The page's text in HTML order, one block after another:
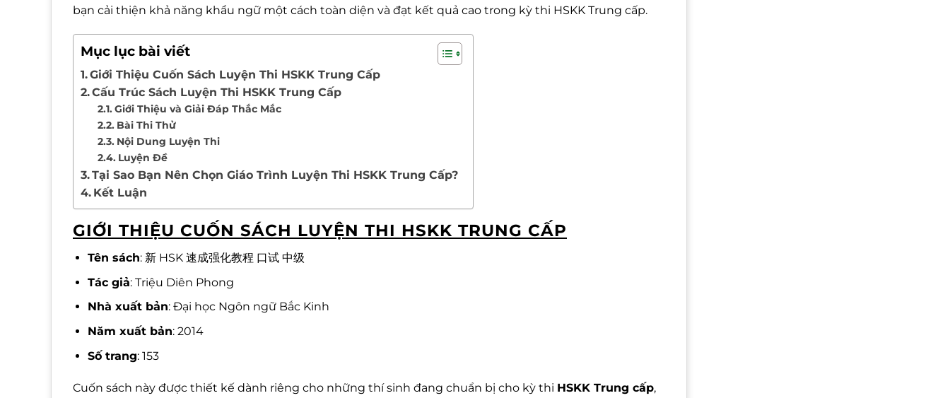
bạn cải thiện khả năng khẩu ngữ một cách toàn diện và đạt kết quả cao trong kỳ thi HSKK Trung cấp.
Mục lục bài viết
Giới Thiệu Cuốn Sách Luyện Thi HSKK Trung Cấp
Cấu Trúc Sách Luyện Thi HSKK Trung Cấp
Giới Thiệu và Giải Đáp Thắc Mắc
Bài Thi Thử
Nội Dung Luyện Thi
Luyện Đề
Tại Sao Bạn Nên Chọn Giáo Trình Luyện Thi HSKK Trung Cấp?
Kết Luận
GIỚI THIỆU CUỐN SÁCH LUYỆN THI HSKK TRUNG CẤP
Tên sách: 新 HSK 速成强化教程 口试 中级
Tác giả: Triệu Diên Phong
Nhà xuất bản: Đại học Ngôn ngữ Bắc Kinh
Năm xuất bản: 2014
Số trang: 153
Cuốn sách này được thiết kế dành riêng cho những thí sinh đang chuẩn bị cho kỳ thi HSKK Trung cấp,